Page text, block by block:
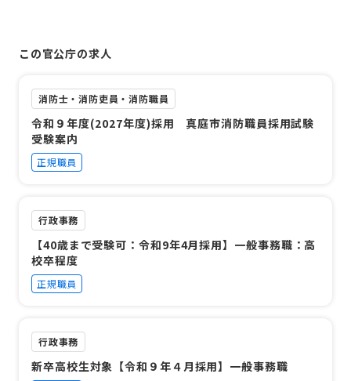
この官公庁の求人
消防士・消防吏員・消防職員
令和９年度(2027年度)採用 真庭市消防職員採用試験
受験案内
正規職員
行政事務
【40歳まで受験可：令和9年4月採用】一般事務職：高
校卒程度
正規職員
行政事務
新卒高校生対象【令和９年４月採用】一般事務職